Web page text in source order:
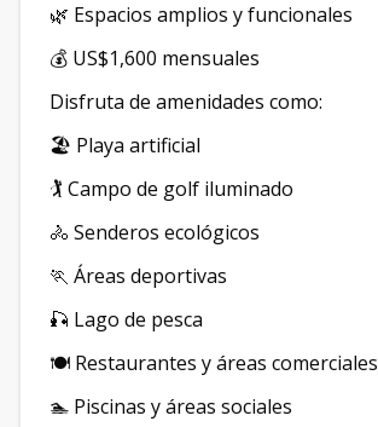
🌿 Espacios amplios y funcionales
💰 US$1,600 mensuales
Disfruta de amenidades como:
🏖️ Playa artificial
🏌️ Campo de golf iluminado
🚴 Senderos ecológicos
🏃 Áreas deportivas
🎣 Lago de pesca
🍽️ Restaurantes y áreas comerciales
🏊 Piscinas y áreas sociales